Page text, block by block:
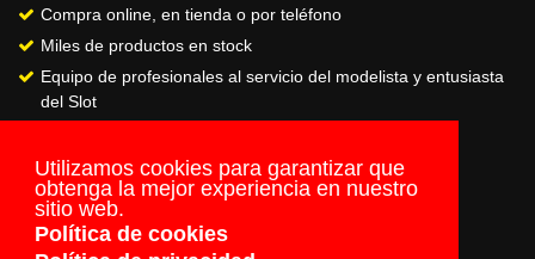
Utilizamos cookies para garantizar que
obtenga la mejor experiencia en nuestro
sitio web.
Política de cookies
Compra online, en tienda o por teléfono
Miles de productos en stock
Equipo de profesionales al servicio del modelista y entusiasta
del Slot
Servicio de pago seguro online
Envios a todo el mundo